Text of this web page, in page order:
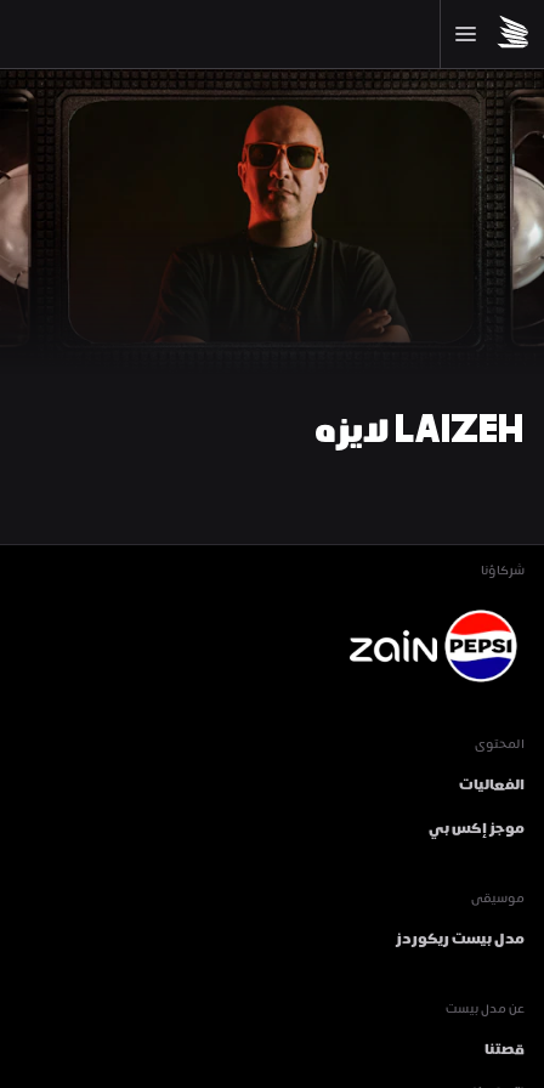
LAIZEH لايزه
شركاؤنا
المحتوى
الفعاليات
موجز إكس بي
موسيقى
مدل بيست ريكوردز
عن مدل بيست
قصتنا